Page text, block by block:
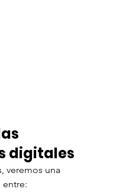
digitales
veremos una